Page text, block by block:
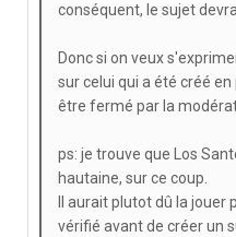
conséquent, le sujet
Donc si on veux
sur celui qui a été créé
être fermé par la
ps: je trouve que Los
hautaine, sur ce coup.
Il aurait plutot dû la jouer
vérifié avant de créer un